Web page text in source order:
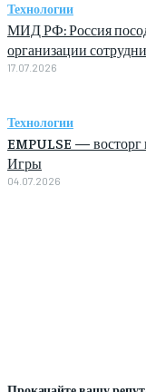
Технологии
МИД РФ: Россия
организации
17.07.2026
Технологии
EMPULSE — восторг
Игры
04.07.2026